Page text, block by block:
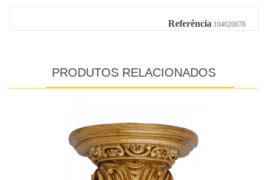
Referência 104020078
PRODUTOS RELACIONADOS